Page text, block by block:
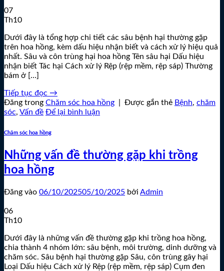
07
Th10
Dưới đây là tổng hợp chi tiết các sâu bệnh hại thường gặp
trên hoa hồng, kèm dấu hiệu nhận biết và cách xử lý hiệu quả
nhất. Sâu và côn trùng hại hoa hồng Tên sâu hại Dấu hiệu
nhận biết Tác hại Cách xử lý Rệp (rệp mềm, rệp sáp) Thường
bám ở […]
Tiếp tục đọc →
Đăng trong Chăm sóc hoa hồng Được gắn thẻ Bệnh, chăm
sóc, Vấn đề Để lại bình luận
Chăm sóc hoa hồng
Những vấn đề thường gặp khi trồng
hoa hồng
Đăng vào 06/10/202505/10/2025 bởi Admin
06
Th10
Dưới đây là những vấn đề thường gặp khi trồng hoa hồng,
chia thành 4 nhóm lớn: sâu bệnh, môi trường, dinh dưỡng và
chăm sóc. Sâu bệnh hại thường gặp Sâu, côn trùng gây hại
Loại Dấu hiệu Cách xử lý Rệp (rệp mềm, rệp sáp) Cụm đen